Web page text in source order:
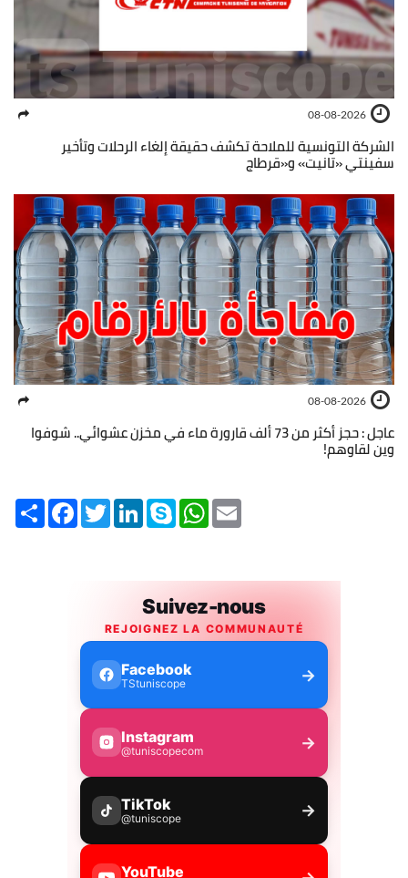
08-08-2026
الشركة التونسية للملاحة تكشف حقيقة إلغاء الرحلات وتأخير
سفينتي «تانيت» و«قرطاج
08-08-2026
عاجل : حجز أكثر من 73 ألف قارورة ماء في مخزن عشوائي.. شوفوا
وين لقاوهم!
Share FacebookTwitterLinkedInSkype WhatsApp